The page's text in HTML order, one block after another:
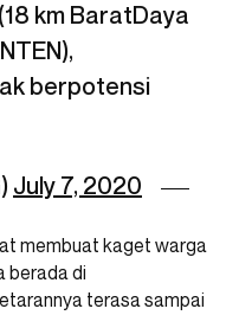
km BaratDaya
berpotensi
July 7, 2020
membuat kaget warga
berada di
terasa sampai